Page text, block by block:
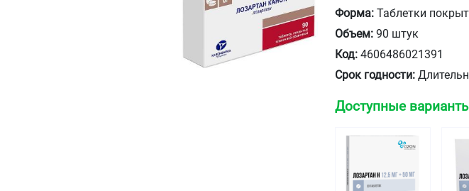
Форма: Таблетки
Объем: 90 штук
Код: 4606486021391
Срок годности:
Доступные